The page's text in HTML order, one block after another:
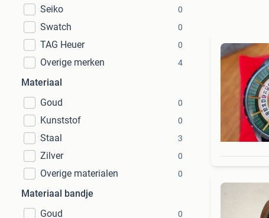
Seiko 0
Swatch 0
TAG Heuer 0
Overige merken 4
Materiaal
Goud
0
Kunststof 0
Staal 3
Zilver 0
Overige materialen 0
Materiaal bandje
Goud
0